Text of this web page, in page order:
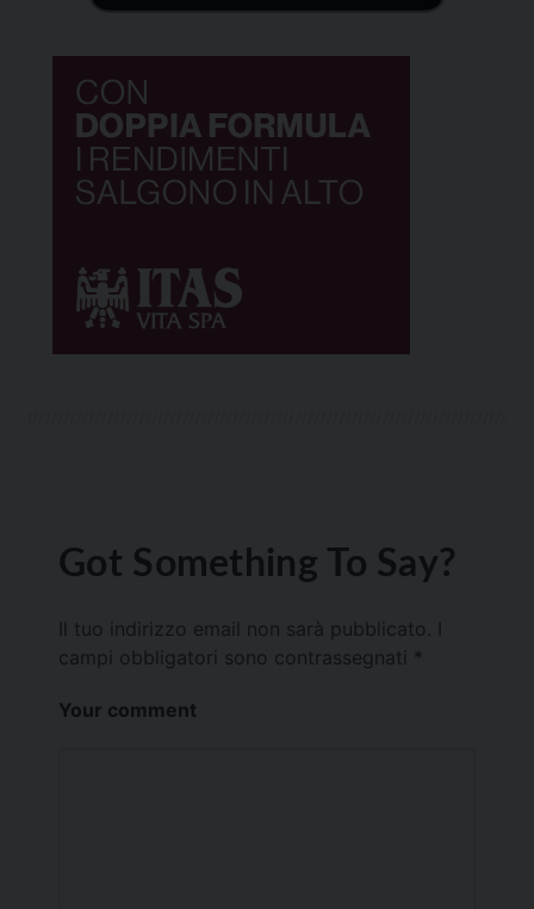
Got Something To Say?
Il tuo indirizzo email non sarà pubblicato.
campi obbligatori sono contrassegnati *
Your comment